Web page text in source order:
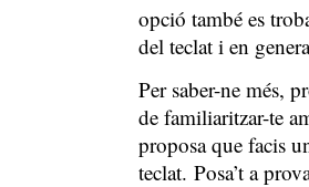
opció també es
del teclat i en
Per saber-ne més,
de familiaritzar-te
proposa que facis
teclat. Posa’t a